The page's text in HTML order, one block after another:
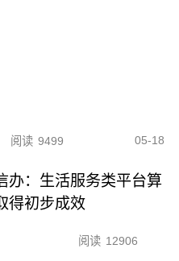
阅读 9499 05-18
办：生活服务类平台算
得初步成效
阅读 12906